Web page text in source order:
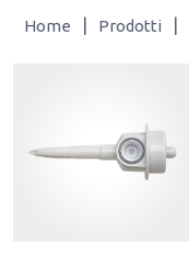
Home Prodotti